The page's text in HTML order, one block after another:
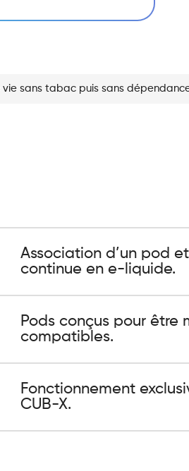
sans tabac puis sans
Association d’un pod
continue en e-liquide.
Pods conçus pour être
compatibles.
Fonctionnement
CUB-X.